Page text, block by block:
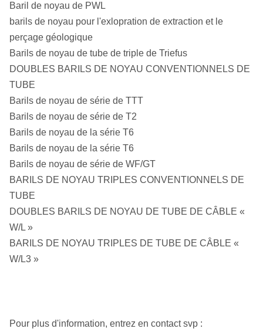
Baril de noyau de PWL
barils de noyau pour l'exlopration de extraction et le
perçage géologique
Barils de noyau de tube de triple de Triefus
DOUBLES BARILS DE NOYAU CONVENTIONNELS DE
TUBE
Barils de noyau de série de TTT
Barils de noyau de série de T2
Barils de noyau de la série T6
Barils de noyau de la série T6
Barils de noyau de série de WF/GT
BARILS DE NOYAU TRIPLES CONVENTIONNELS DE
TUBE
DOUBLES BARILS DE NOYAU DE TUBE DE CÂBLE «
W/L »
BARILS DE NOYAU TRIPLES DE TUBE DE CÂBLE «
W/L3 »
Pour plus d'information, entrez en contact svp :